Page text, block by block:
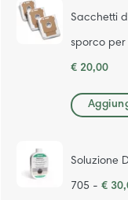
Sacchetti
sporco per
€ 20,00
Soluzione
705 - €